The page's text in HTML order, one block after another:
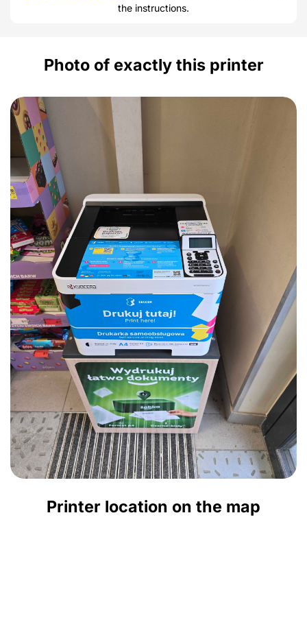
the instructions.
Photo of exactly this printer
Printer location on the map